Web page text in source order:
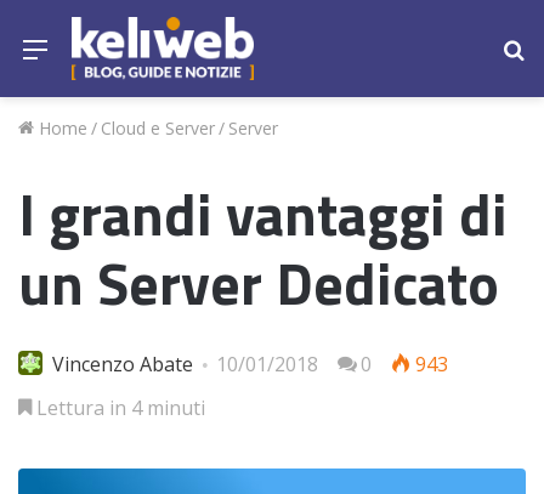
Menu
Home / Cloud e Server/ Server
I grandi vantaggi di
un Server Dedicato
Vincenzo Abate 10/01/2018 0
943
Lettura in 4 minuti